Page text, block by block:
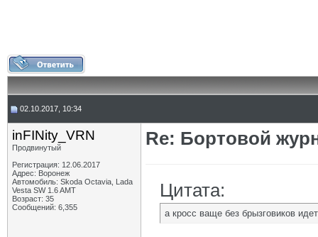
02.10.2017, 10:34
inFINity_VRN
Продвинутый
Регистрация: 12.06.2017
Адрес: Воронеж
Автомобиль: Skoda Octavia, Lada
Vesta SW 1.6 AMT
Возраст: 35
Сообщений: 6,355
Re: Бортовой
Цитата:
а кросс ваще без брызговиков